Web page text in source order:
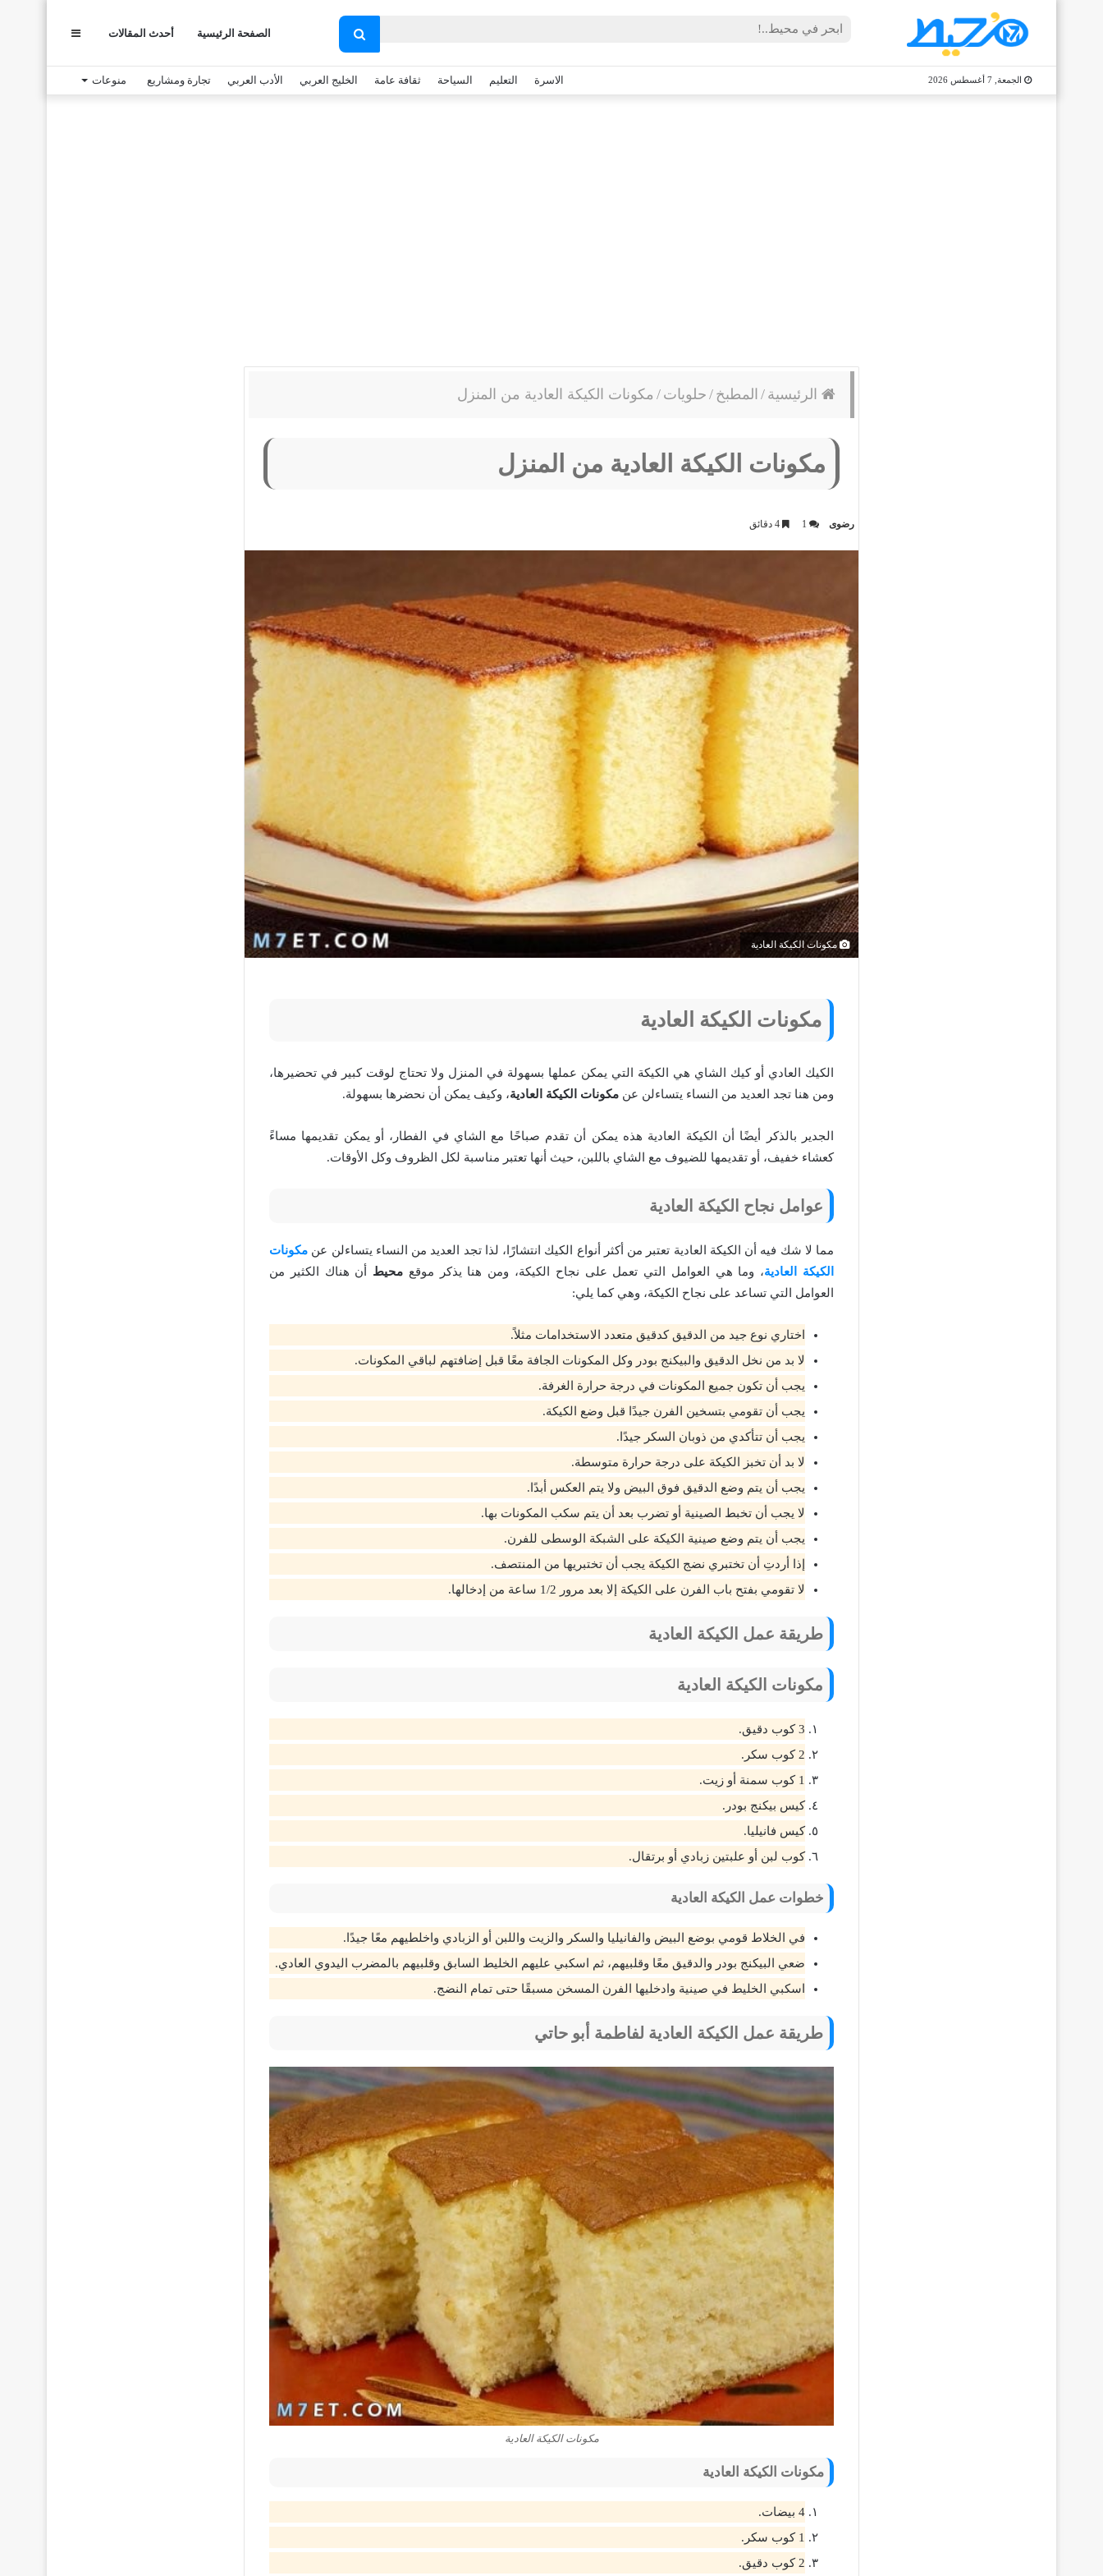
بحث
عن
الصفحة الرئيسية أحدث المقالات
الجمعة, 7 أغسطس 2026 الاسرة التعليم السياحة ثقافة عامة الخليج العربي الأدب العربي تجارة ومشاريع منوعات
الرئيسية / المطبخ / حلويات / مكونات الكيكة العادية من المنزل
مكونات الكيكة العادية من المنزل
رضوى 1
مكونات الكيكة العادية
مكونات الكيكة العادية
الكيك العادي أو كيك الشاي هي الكيكة التي يمكن عملها بسهولة في المنزل ولا تحتاج لوقت كبير في تحضيرها،
ومن هنا تجد العديد من النساء يتساءلن عن مكونات الكيكة العادية، وكيف يمكن أن نحضرها بسهولة.
الجدير بالذكر أيضًا أن الكيكة العادية هذه يمكن أن تقدم صباحًا مع الشاي في الفطار، أو يمكن تقديمها مساءً
كعشاء خفيف، أو تقديمها للضيوف مع الشاي باللبن، حيث أنها تعتبر مناسبة لكل الظروف وكل الأوقات.
عوامل نجاح الكيكة العادية
مما لا شك فيه أن الكيكة العادية تعتبر من أكثر أنواع الكيك انتشارًا، لذا تجد العديد من النساء يتساءلن عن مكونات
الكيكة العادية، وما هي العوامل التي تعمل على نجاح الكيكة، ومن هنا يذكر موقع محيط أن هناك الكثير من
العوامل التي تساعد على نجاح الكيكة، وهي كما يلي:
اختاري نوع جيد من الدقيق كدقيق متعدد الاستخدامات مثلاً.
لا بد من نخل الدقيق والبيكنج بودر وكل المكونات الجافة معًا قبل إضافتهم لباقي المكونات.
يجب أن تكون جميع المكونات في درجة حرارة الغرفة.
يجب أن تقومي بتسخين الفرن جيدًا قبل وضع الكيكة.
يجب أن تتأكدي من ذوبان السكر جيدًا.
لا بد أن تخبز الكيكة على درجة حرارة متوسطة.
يجب أن يتم وضع الدقيق فوق البيض ولا يتم العكس أبدًا.
لا يجب أن تخبط الصينية أو تضرب بعد أن يتم سكب المكونات بها.
يجب أن يتم وضع صينية الكيكة على الشبكة الوسطى للفرن.
إذا أردتِ أن تختبري نضج الكيكة يجب أن تختبريها من المنتصف.
لا تقومي بفتح باب الفرن على الكيكة إلا بعد مرور 1/2 ساعة من إدخالها.
طريقة عمل الكيكة العادية
مكونات الكيكة العادية
3 كوب دقيق.
2 كوب سكر.
1 كوب سمنة أو زيت.
كيس بيكنج بودر.
كيس فانيليا.
كوب لبن أو علبتين زبادي أو برتقال.
خطوات عمل الكيكة العادية
في الخلاط قومي بوضع البيض والفانيليا والسكر والزيت واللبن أو الزبادي واخلطيهم معًا جيدًا.
ضعي البيكنج بودر والدقيق معًا وقلبيهم، ثم اسكبي عليهم الخليط السابق وقلبيهم بالمضرب اليدوي العادي.
اسكبي الخليط في صينية وادخليها الفرن المسخن مسبقًا حتى تمام النضج.
طريقة عمل الكيكة العادية لفاطمة أبو حاتي
مكونات الكيكة العادية
مكونات الكيكة العادية
4 بيضات.
1 كوب سكر.
2 كوب دقيق.